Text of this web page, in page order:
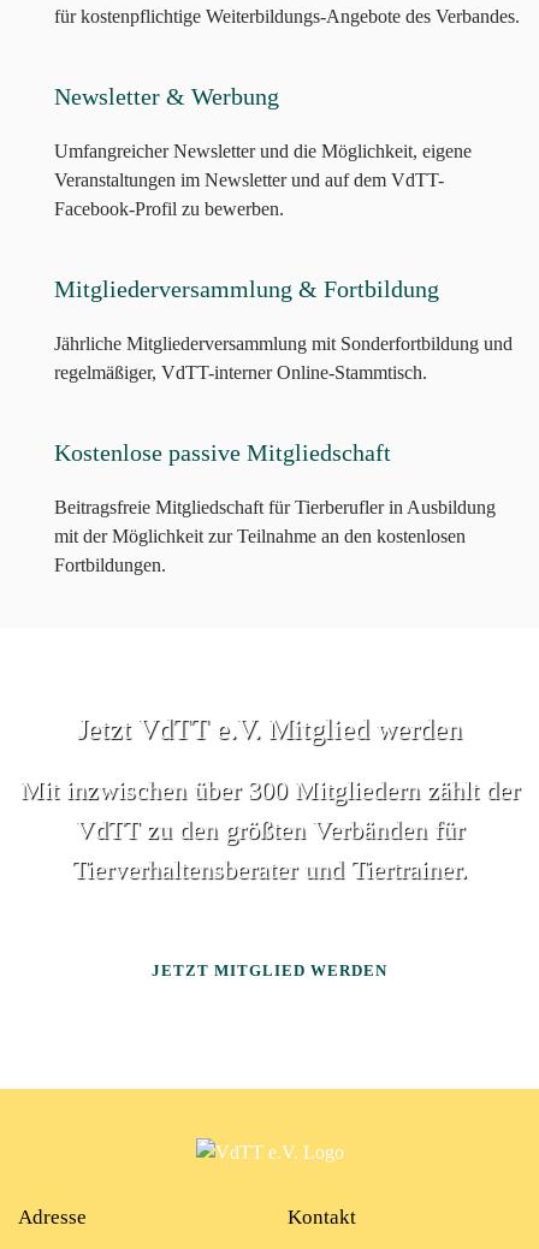
für kostenpflichtige Weiterbildungs-Angebote des Verbandes.
Newsletter & Werbung
Umfangreicher Newsletter und die Möglichkeit, eigene
Veranstaltungen im Newsletter und auf dem VdTT-
Facebook-Profil zu bewerben.
Mitgliederversammlung & Fortbildung
Jährliche Mitgliederversammlung mit Sonderfortbildung und
regelmäßiger, VdTT-interner Online-Stammtisch.
Kostenlose passive Mitgliedschaft
Beitragsfreie Mitgliedschaft für Tierberufler in Ausbildung
mit der Möglichkeit zur Teilnahme an den kostenlosen
Fortbildungen.
Jetzt VdTT e.V. Mitglied werden
Mit inzwischen über 300 Mitgliedern zählt der
VdTT zu den größten Verbänden für
Tierverhaltensberater und Tiertrainer.
JETZT MITGLIED WERDEN
Adresse Kontakt